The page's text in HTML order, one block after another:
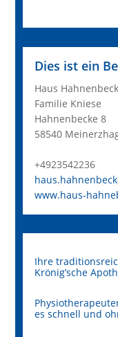
Dies ist ein
Haus
Familie Kniese
Hahnenbecke 8
58540
+4923542236
www.haus-
Ihre
Krönig’sche
es schnell und